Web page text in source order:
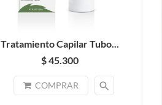
Tratamiento Capilar Tubo...
$ 45.300
COMPRAR search